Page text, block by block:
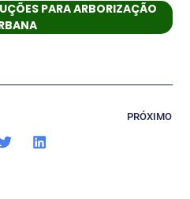
PARA ARBORIZAÇÃO
PRÓXIMO